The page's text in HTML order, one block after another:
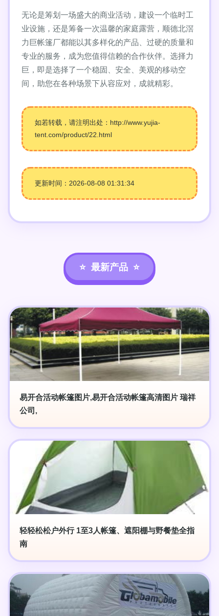
无论是筹划一场盛大的商业活动，建设一个临时工
业设施，还是筹备一次温馨的家庭露营，顺德北滘
力巨帐篷厂都能以其多样化的产品、过硬的质量和
专业的服务，成为您值得信赖的合作伙伴。选择力
巨，即是选择了一个稳固、安全、美观的移动空
间，助您在各种场景下从容应对，成就精彩。
如若转载，请注明出处：http://www.yujia-
tent.com/product/22.html
更新时间：2026-08-08 01:31:34
最新产品
易开合活动帐篷图片,易开合活动帐篷高清图片 瑞祥
公司,
轻轻松松户外行 1至3人帐篷、遮阳棚与野餐垫全指
南